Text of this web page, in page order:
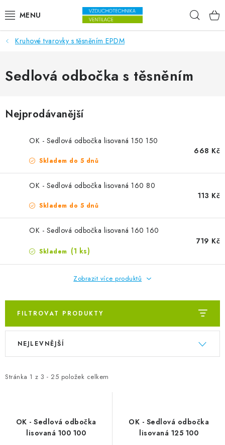
VENTILÁTORY
VZDUCHOTECHNIKA
TOPENÍ A CHLAZENÍ
FILTRY
ODVLHČOVAČE
ZVLHČOVAČE VZDUCHU PRŮMYSLOVÉ
NAHŘÍVACÍ POLŠTÁŘEK S LÁVOVÝM PÍSKEM
Kruhové tvarovky s těsněním EPDM
Sedlová odbočka s těsněním
Nejprodávanější
OK - Sedlová odbočka lisovaná 150 150
Skladem do 5 dnů
668 Kč
OK - Sedlová odbočka lisovaná 160 80
Skladem do 5 dnů
113 Kč
OK - Sedlová odbočka lisovaná 160 160
Skladem (1 ks)
719 Kč
Zobrazit více produktů
FILTROVAT PRODUKTY
Výpis produktů
Stránka 1 z 3 - 25 položek celkem
Řazení produktů
NEJLEVNĚJŠÍ
OK - Sedlová odbočka
lisovaná 100 100
OK - Sedlová odbočka
lisovaná 125 100